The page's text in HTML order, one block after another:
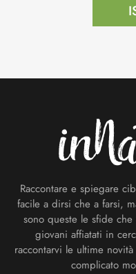
Raccontare e spiegare
facile a dirsi che a farsi,
sono queste le sfide
giovani affiatati in
raccontarvi le ultime
complicato